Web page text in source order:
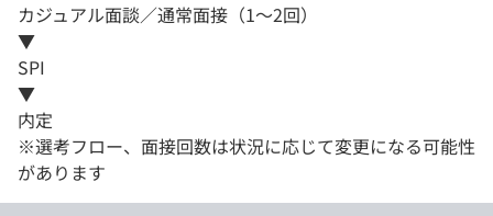
カジュアル面談／通常面接（1～2回）
▼
SPI
▼
内定
※選考フロー、面接回数は状況に応じて変更になる可能性
があります